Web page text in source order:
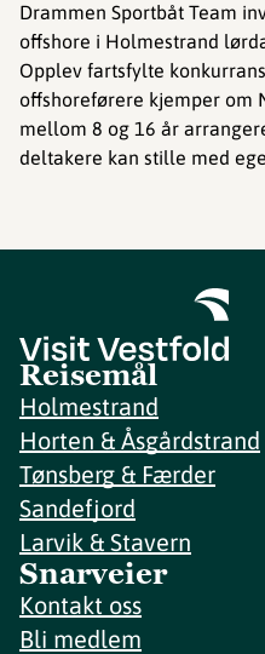
Drammen Sportbåt Team
offshore i Holmestrand
Opplev fartsfylte
offshoreførere kjemper om
mellom 8 og 16 år
deltakere kan stille med
Reisemål
Holmestrand
Horten & Åsgårdstrand
Tønsberg & Færder
Sandefjord
Larvik & Stavern
Snarveier
Kontakt oss
Bli medlem